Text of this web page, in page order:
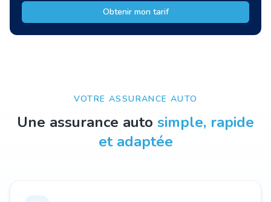
Obtenir mon tarif
VOTRE ASSURANCE AUTO
Une assurance auto simple, rapide
et adaptée